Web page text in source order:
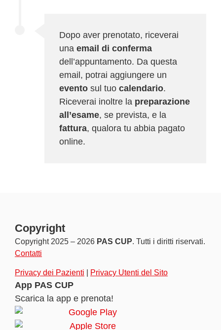
Dopo aver prenotato, riceverai
una email di conferma
dell’appuntamento. Da questa
email, potrai aggiungere un
evento sul tuo calendario.
Riceverai inoltre la preparazione
all’esame, se prevista, e la
fattura, qualora tu abbia pagato
online.
Copyright
Copyright 2025 – 2026 PAS CUP. Tutti i diritti riservati.
Contatti
Privacy dei Pazienti Privacy Utenti del Sito
App PAS CUP
Scarica la app e prenota!